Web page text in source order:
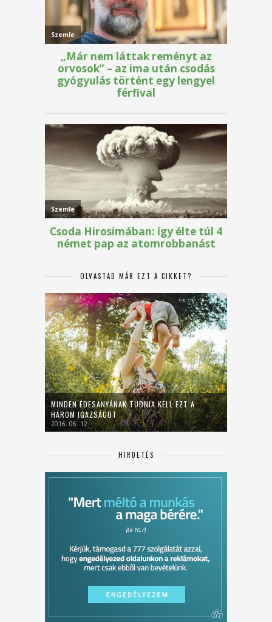
OLVASTAD MÁR EZT A CIKKET?
MINDEN ÉDESANYÁNAK TUDNIA KELL EZT A
HÁROM IGAZSÁGOT
2016. 06. 12.
HIRDETÉS